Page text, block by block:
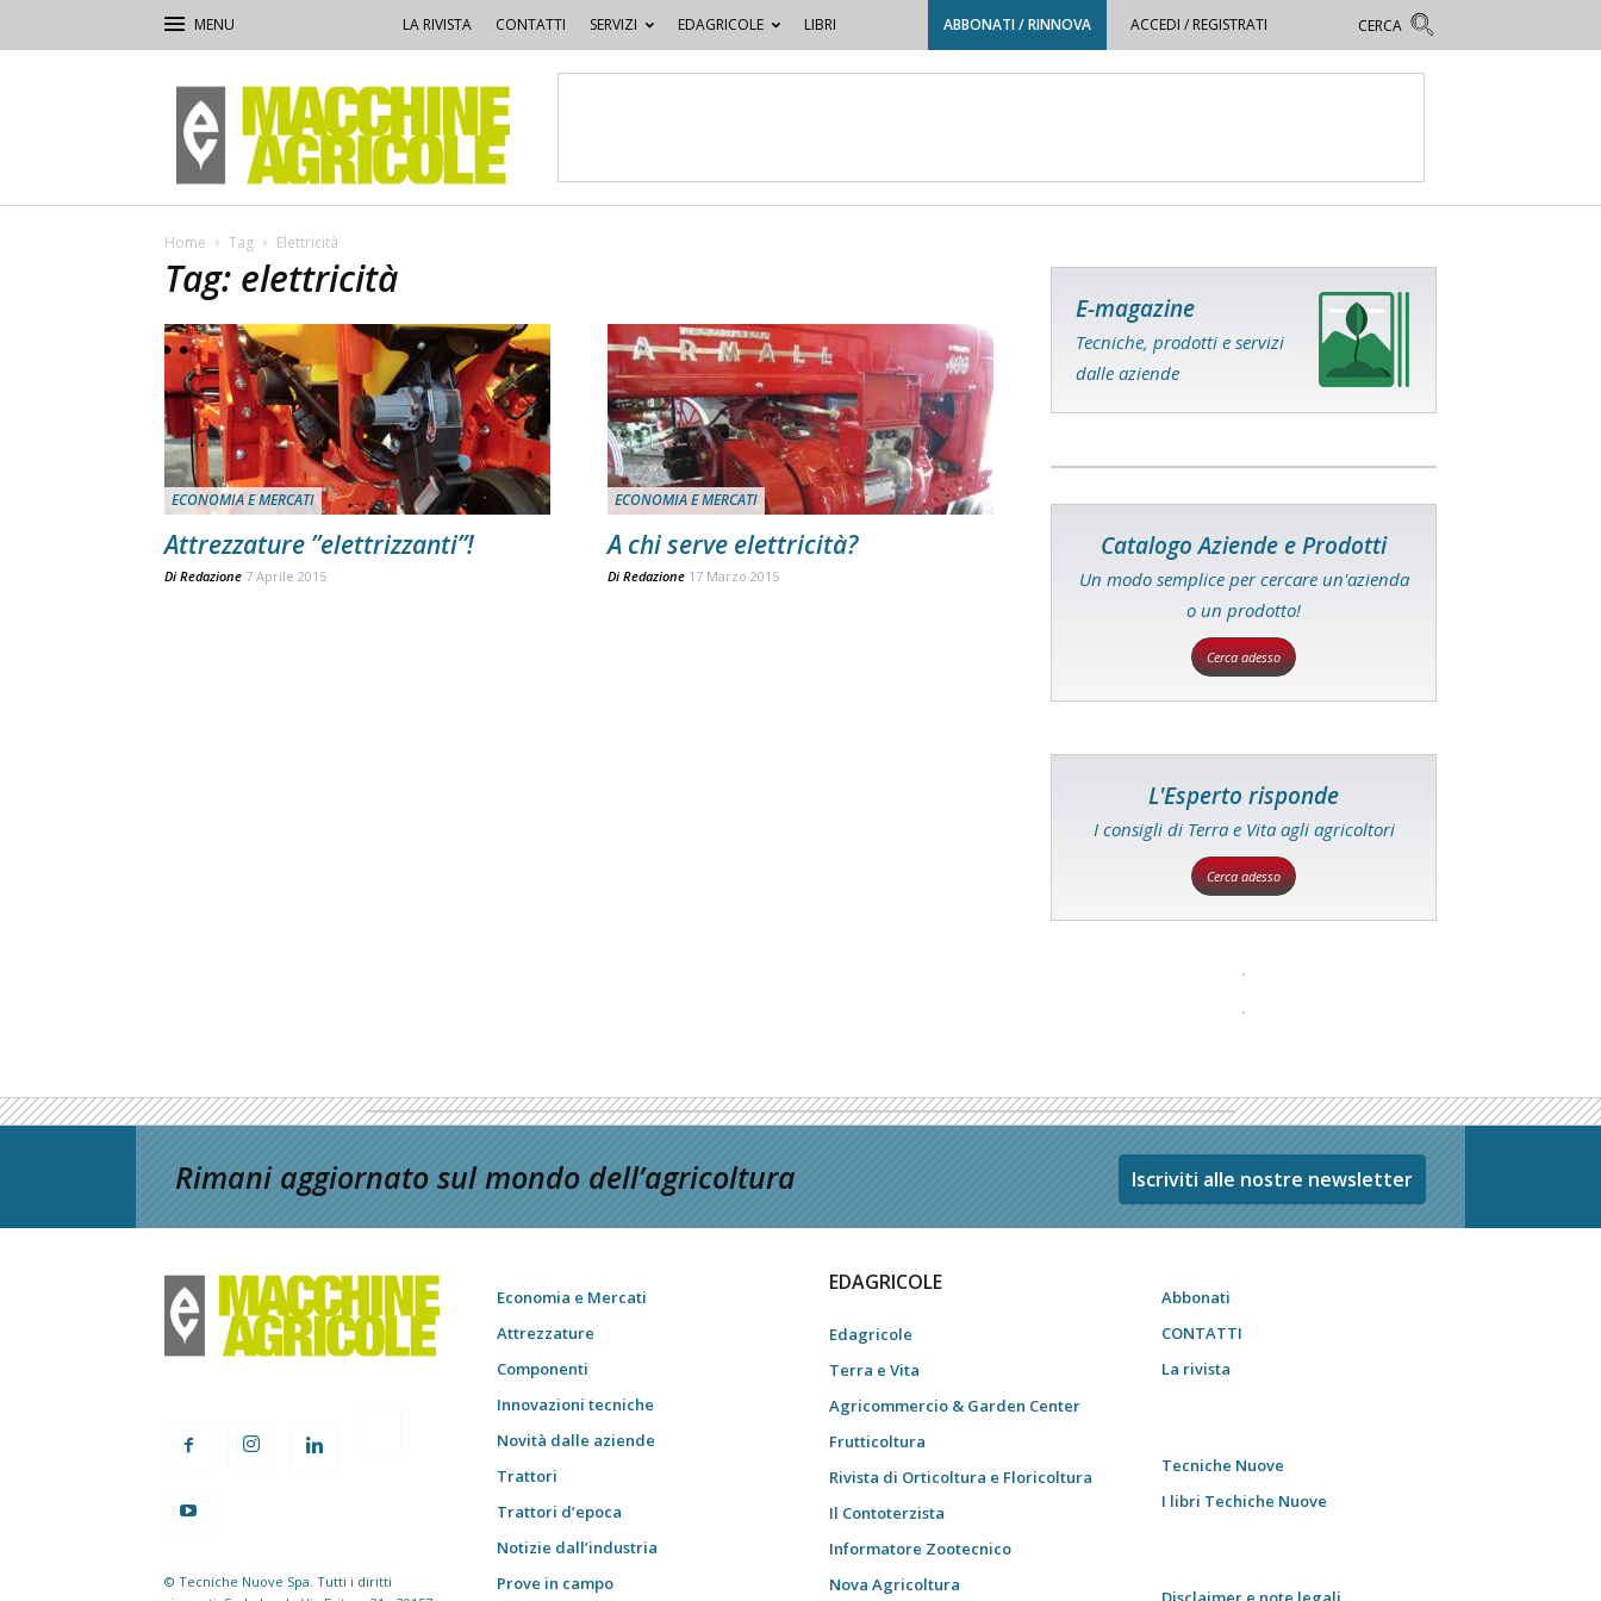
LA RIVISTA CONTATTI SERVIZI EDAGRICOLE LIBRI ABBONATI / RINNOVA ACCEDI / REGISTRATI
Macchine
Agricole
Home Tag Elettricità
Tag: elettricità
ECONOMIA E MERCATI
Attrezzature ”elettrizzanti”!
Di Redazione 7 Aprile 2015
ECONOMIA E MERCATI
A chi serve elettricità?
Di Redazione 17 Marzo 2015
E-magazine
Tecniche, prodotti e servizi
dalle aziende
Catalogo Aziende e Prodotti
Un modo semplice per cercare un'azienda
o un prodotto!
Cerca adesso
L'Esperto risponde
I consigli di Terra e Vita agli agricoltori
Cerca adesso
Rimani aggiornato sul mondo dell’agricoltura Iscriviti alle nostre newsletter
© Tecniche Nuove Spa. Tutti i diritti
Economia e Mercati
Attrezzature
Componenti
Innovazioni tecniche
Novità dalle aziende
Trattori
Trattori d’epoca
Notizie dall’industria
Prove in campo
EDAGRICOLE
Edagricole
Terra e Vita
Agricommercio & Garden Center
Frutticoltura
Rivista di Orticoltura e Floricoltura
Il Contoterzista
Informatore Zootecnico
Nova Agricoltura
Abbonati
CONTATTI
La rivista
Tecniche Nuove
I libri Techiche Nuove